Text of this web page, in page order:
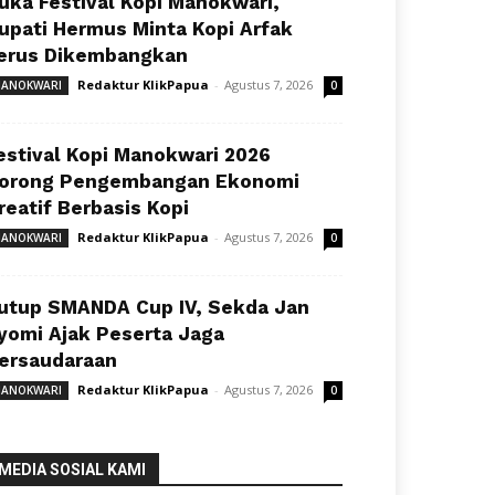
Hermus Minta Kopi Arfak
Dikembangkan
Redaktur KlikPapua - Agustus 7, 2026 0
Kopi Manokwari 2026
Pengembangan Ekonomi
Berbasis Kopi
Redaktur KlikPapua - Agustus 7, 2026 0
SMANDA Cup IV, Sekda Jan
Ajak Peserta Jaga
Redaktur KlikPapua - Agustus 7, 2026 0
MEDIA SOSIAL KAMI